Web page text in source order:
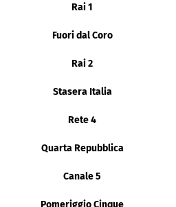
Rai 1
Fuori dal Coro
Rai 2
Stasera Italia
Rete 4
Quarta Repubblica
Canale 5
Pomeriggio Cinque